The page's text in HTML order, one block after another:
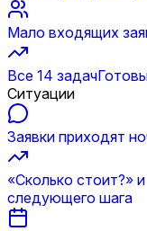
Мало входящих
Все 14 задач
Ситуации
Заявки приходят
«Сколько стоит?»
следующего шага